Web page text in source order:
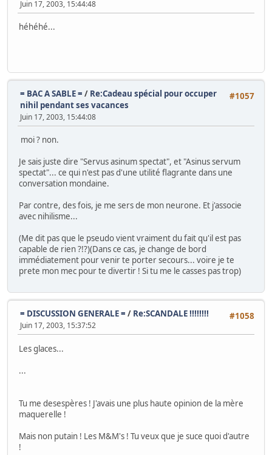
Juin 17, 2003, 15:44:48
héhéhé...
#1057
= BAC A SABLE = / Re:Cadeau spécial pour occuper
nihil pendant ses vacances
Juin 17, 2003, 15:44:08
moi ? non.
Je sais juste dire "Servus asinum spectat", et "Asinus servum
spectat"... ce qui n'est pas d'une utilité flagrante dans une
conversation mondaine.
Par contre, des fois, je me sers de mon neurone. Et j'associe
avec nihilisme...
(Me dit pas que le pseudo vient vraiment du fait qu'il est pas
capable de rien ?!?)(Dans ce cas, je change de bord
immédiatement pour venir te porter secours... voire je te
prete mon mec pour te divertir ! Si tu me le casses pas trop)
#1058
= DISCUSSION GENERALE = / Re:SCANDALE !!!!!!!!
Juin 17, 2003, 15:37:52
Les glaces...
...
Tu me desespères ! J'avais une plus haute opinion de la mère
maquerelle !
Mais non putain ! Les M&M's ! Tu veux que je suce quoi d'autre
!